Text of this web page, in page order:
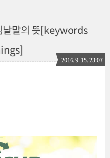
낱말의 뜻[keywords
2016. 9. 15. 23:07